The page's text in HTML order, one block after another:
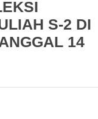
S-2 DI
14